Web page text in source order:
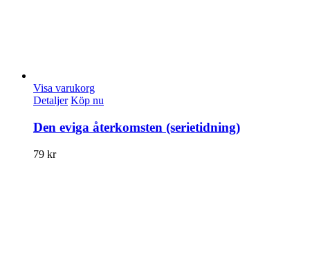
Visa varukorg
Detaljer Köp nu
Den eviga återkomsten (serietidning)
79 kr